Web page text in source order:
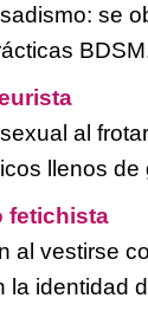
se
al
llenos
fetichista
al vestirse
la identidad